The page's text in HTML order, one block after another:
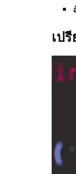
เป